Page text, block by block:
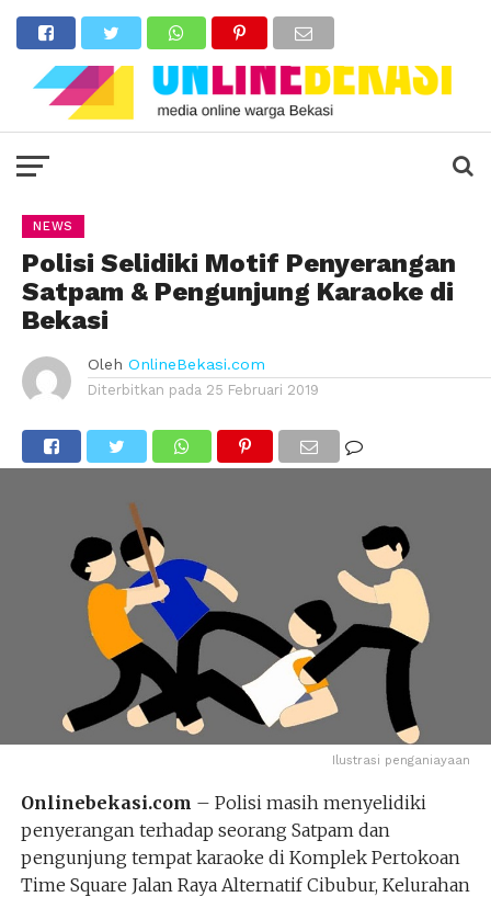
NEWS
Polisi Selidiki Motif Penyerangan
Satpam & Pengunjung Karaoke di
Bekasi
Oleh OnlineBekasi.com
Diterbitkan pada 25 Februari 2019
Ilustrasi penganiayaan
Onlinebekasi.com – Polisi masih menyelidiki
penyerangan terhadap seorang Satpam dan
pengunjung tempat karaoke di Komplek Pertokoan
Time Square Jalan Raya Alternatif Cibubur, Kelurahan